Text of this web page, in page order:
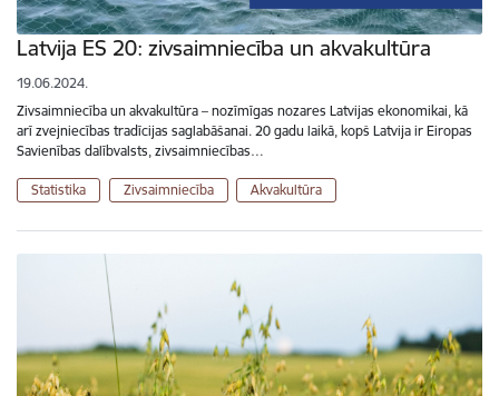
Latvija ES 20: zivsaimniecība un akvakultūra
19.06.2024.
Zivsaimniecība un akvakultūra – nozīmīgas nozares Latvijas ekonomikai, kā
arī zvejniecības tradīcijas saglabāšanai. 20 gadu laikā, kopš Latvija ir Eiropas
Savienības dalībvalsts, zivsaimniecības…
Statistika Zivsaimniecība Akvakultūra